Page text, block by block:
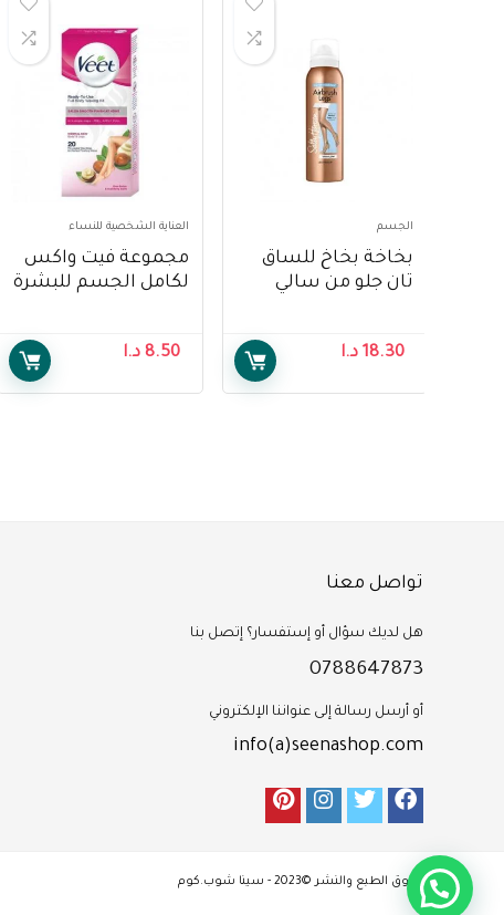
الجسم
بخاخة بخاخ للساق
تان جلو من سالي
Airbrush Legs Tan
18.30 د.ا
العناية الشخصية للنساء
مجموعة فيت واكس
لكامل الجسم للبشرة
شريحة – Veet Full
Body Waxing Kit for
8.50 د.ا
تواصل معنا
هل لديك سؤال أو إستفسار؟ إتصل بنا
0788647873
أو أرسل رسالة إلى عنواننا الإلكتروني
info(a)seenashop.com
حقوق الطبع والنشر ©2023 - سينا شوب.كوم